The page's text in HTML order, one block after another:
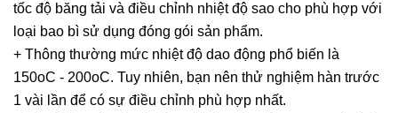
tốc độ băng tải và điều chỉnh nhiệt độ sao cho phù hợp với
loại bao bì sử dụng đóng gói sản phẩm.
+ Thông thường mức nhiệt độ dao động phổ biến là
150oC - 200oC. Tuy nhiên, bạn nên thử nghiệm hàn trước
1 vài lần để có sự điều chỉnh phù hợp nhất.